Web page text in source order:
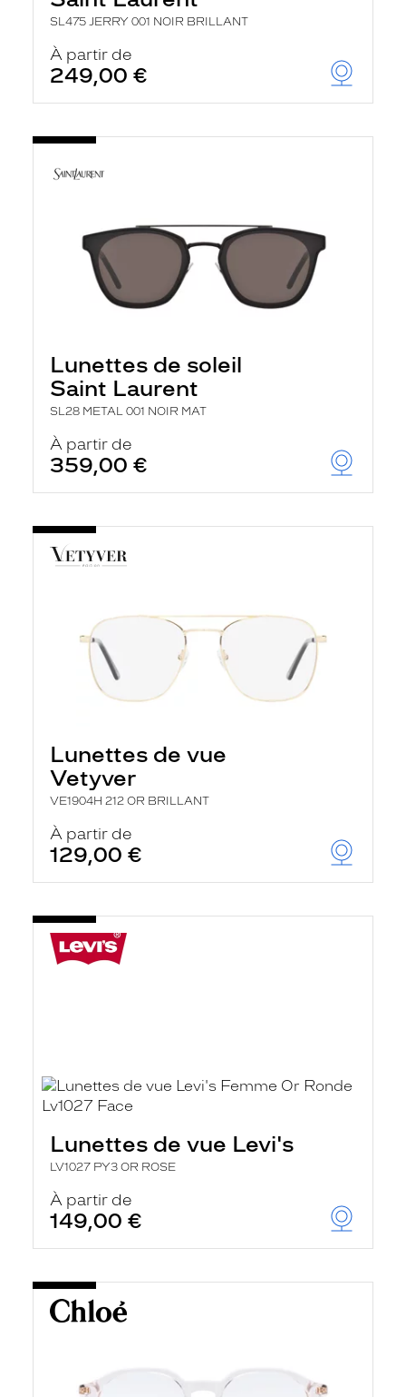
SL475 JERRY 001 NOIR BRILLANT
À partir de
249,00 €
Lunettes de soleil
Saint Laurent
SL28 METAL 001 NOIR MAT
À partir de
359,00 €
Lunettes de vue
Vetyver
VE1904H 212 OR BRILLANT
À partir de
129,00 €
Lunettes de vue Levi's
LV1027 PY3 OR ROSE
À partir de
149,00 €